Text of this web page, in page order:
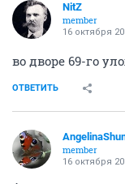
NitZ
member
16 октября
во дворе 69-го
ОТВЕТИТЬ
member
16 октября